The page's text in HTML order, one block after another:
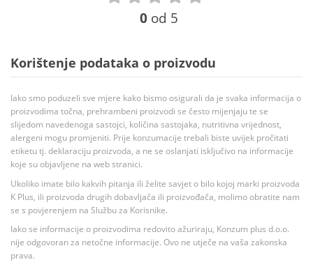
0 od 5
Korištenje podataka o proizvodu
Iako smo poduzeli sve mjere kako bismo osigurali da je svaka informacija o
proizvodima točna, prehrambeni proizvodi se često mijenjaju te se
slijedom navedenoga sastojci, količina sastojaka, nutritivna vrijednost,
alergeni mogu promjeniti. Prije konzumacije trebali biste uvijek pročitati
etiketu tj. deklaraciju proizvoda, a ne se oslanjati isključivo na informacije
koje su objavljene na web stranici.
Ukoliko imate bilo kakvih pitanja ili želite savjet o bilo kojoj marki proizvoda
K Plus, ili proizvoda drugih dobavljača ili proizvođača, molimo obratite nam
se s povjerenjem na Službu za Korisnike.
Iako se informacije o proizvodima redovito ažuriraju, Konzum plus d.o.o.
nije odgovoran za netočne informacije. Ovo ne utječe na vaša zakonska
prava.